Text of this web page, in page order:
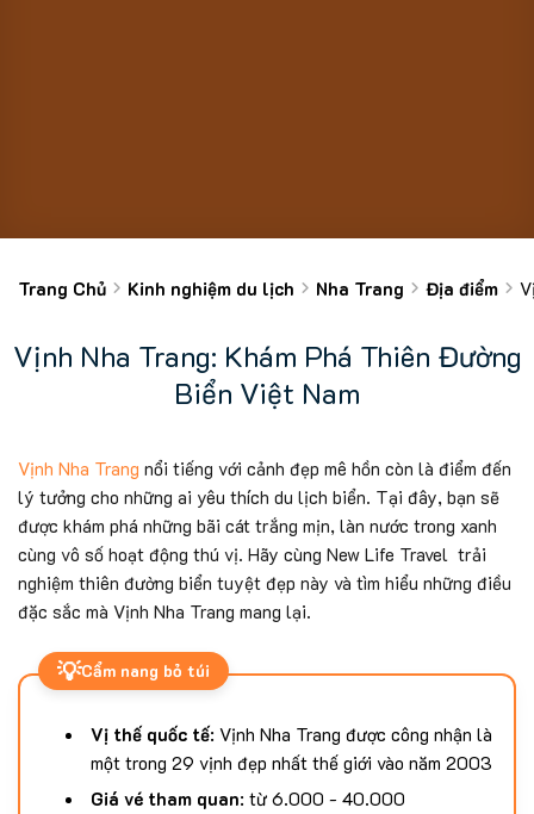
Trang Chủ Kinh nghiệm du lịch Nha Trang Địa điểm
Vịnh Nha Trang: Khám Phá Thiên Đường
Biển Việt Nam
Vịnh Nha Trang nổi tiếng với cảnh đẹp mê hồn còn là điểm đến
lý tưởng cho những ai yêu thích du lịch biển. Tại đây, bạn sẽ
được khám phá những bãi cát trắng mịn, làn nước trong xanh
cùng vô số hoạt động thú vị. Hãy cùng New Life Travel trải
nghiệm thiên đường biển tuyệt đẹp này và tìm hiểu những điều
đặc sắc mà Vịnh Nha Trang mang lại.
💡Cẩm nang bỏ túi
Vị thế quốc tế: Vịnh Nha Trang được công nhận là
một trong 29 vịnh đẹp nhất thế giới vào năm 2003
Giá vé tham quan: từ 6.000 - 40.000